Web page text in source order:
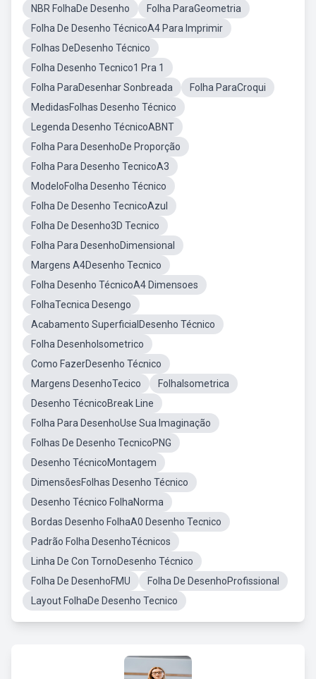
NBR FolhaDe Desenho
Folha ParaGeometria
Folha De Desenho TécnicoA4 Para Imprimir
Folhas DeDesenho Técnico
Folha Desenho Tecnico1 Pra 1
Folha ParaDesenhar Sonbreada
Folha ParaCroqui
MedidasFolhas Desenho Técnico
Legenda Desenho TécnicoABNT
Folha Para DesenhoDe Proporção
Folha Para Desenho TecnicoA3
ModeloFolha Desenho Técnico
Folha De Desenho TecnicoAzul
Folha De Desenho3D Tecnico
Folha Para DesenhoDimensional
Margens A4Desenho Tecnico
Folha Desenho TécnicoA4 Dimensoes
FolhaTecnica Desengo
Acabamento SuperficialDesenho Técnico
Folha DesenhoIsometrico
Como FazerDesenho Técnico
Margens DesenhoTecico
FolhaIsometrica
Desenho TécnicoBreak Line
Folha Para DesenhoUse Sua Imaginação
Folhas De Desenho TecnicoPNG
Desenho TécnicoMontagem
DimensõesFolhas Desenho Técnico
Desenho Técnico FolhaNorma
Bordas Desenho FolhaA0 Desenho Tecnico
Padrão Folha DesenhoTécnicos
Linha De Con TornoDesenho Técnico
Folha De DesenhoFMU
Folha De DesenhoProfissional
Layout FolhaDe Desenho Tecnico